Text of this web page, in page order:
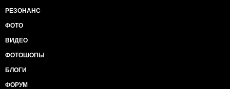
РЕЗОНАНС
ФОТО
ВИДЕО
ФОТОШОПЫ
БЛОГИ
ФОРУМ